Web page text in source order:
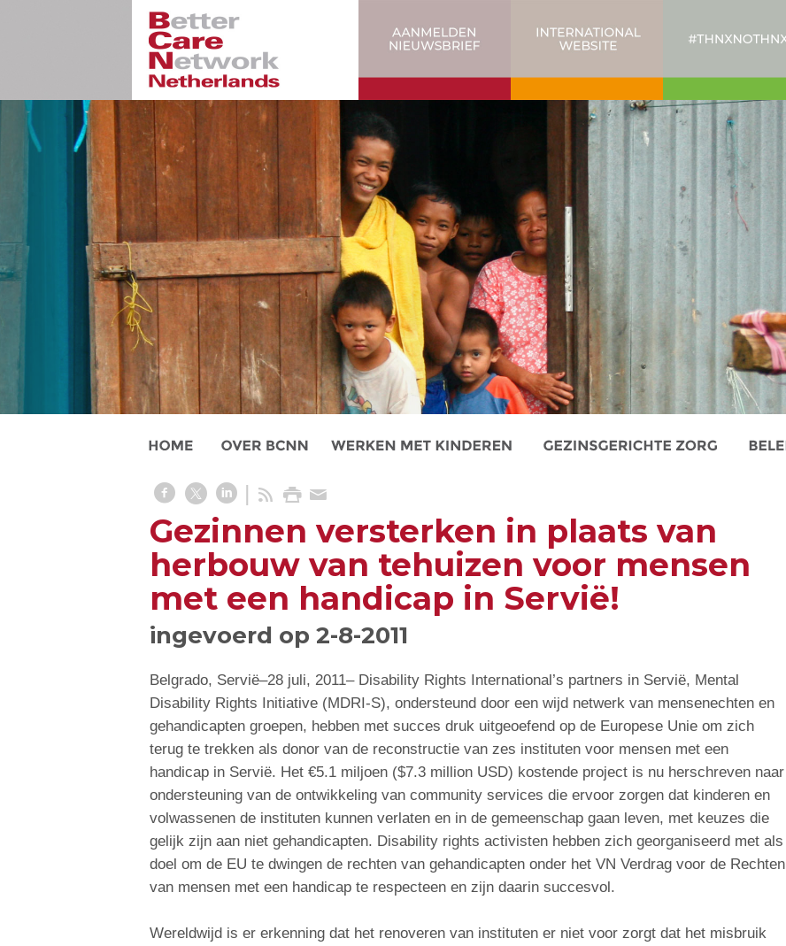
Gezinnen versterken in plaats van
herbouw van tehuizen voor mensen
met een handicap in Servië!
ingevoerd op 2-8-2011
Belgrado, Servië–28 juli, 2011– Disability Rights International’s partners in Servië, Mental
Disability Rights Initiative (MDRI-S), ondersteund door een wijd netwerk van mensenechten en
gehandicapten groepen, hebben met succes druk uitgeoefend op de Europese Unie om zich
terug te trekken als donor van de reconstructie van zes instituten voor mensen met een
handicap in Servië. Het €5.1 miljoen ($7.3 million USD) kostende project is nu herschreven naar
ondersteuning van de ontwikkeling van community services die ervoor zorgen dat kinderen en
volwassenen de instituten kunnen verlaten en in de gemeenschap gaan leven, met keuzes die
gelijk zijn aan niet gehandicapten. Disability rights activisten hebben zich georganiseerd met als
doel om de EU te dwingen de rechten van gehandicapten onder het VN Verdrag voor de Rechten
van mensen met een handicap te respecteen en zijn daarin succesvol.
Wereldwijd is er erkenning dat het renoveren van instituten er niet voor zorgt dat het misbruik